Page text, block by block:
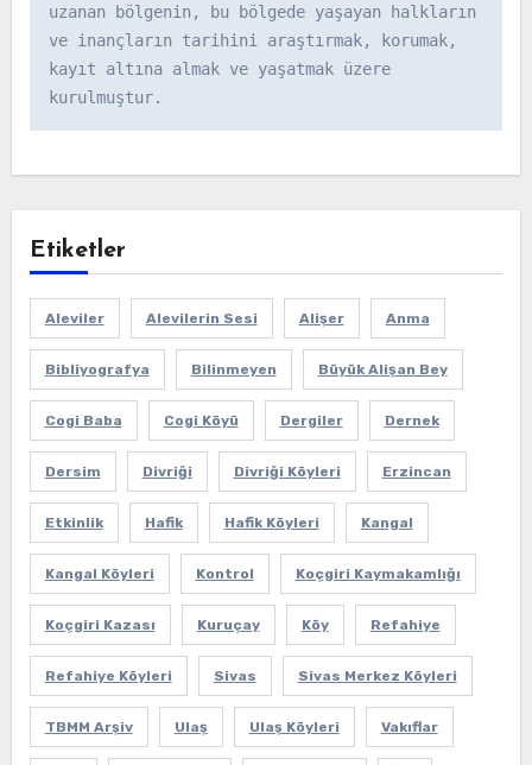
uzanan bölgenin, bu bölgede yaşayan halkların
ve inançların tarihini araştırmak, korumak,
kayıt altına almak ve yaşatmak üzere
kurulmuştur.
Etiketler
Aleviler Alevilerin Sesi Alişer Anma
Bibliyografya Bilinmeyen Büyük Alişan Bey
Cogi Baba Cogi Köyü Dergiler Dernek
Dersim Divriği Divriği Köyleri Erzincan
Etkinlik Hafik Hafik Köyleri Kangal
Kangal Köyleri Kontrol Koçgiri Kaymakamlığı
Koçgiri Kazası Kuruçay Köy Refahiye
Refahiye Köyleri Sivas Sivas Merkez Köyleri
TBMM Arşiv Ulaş Ulaş Köyleri Vakıflar